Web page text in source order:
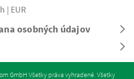
osobných údajov
| EUR
GmbH Všetky práva vyhradené. Všetky